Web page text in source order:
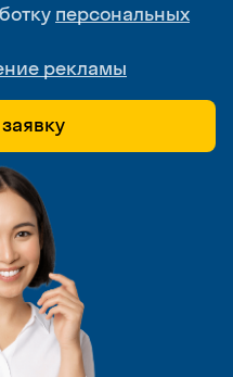
персональных
рекламы